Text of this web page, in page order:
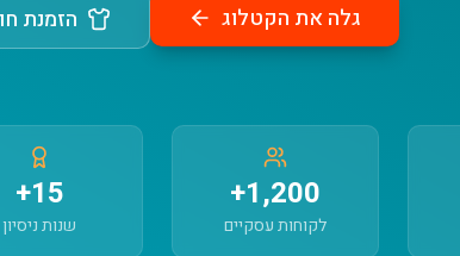
גלה את הקטלוג הזמנת
1,200+
לקוחות עסקיים
15+
שנות ניסיון